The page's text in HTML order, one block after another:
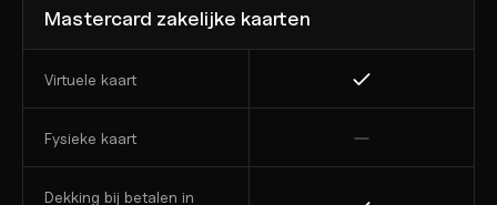
Mastercard zakelijke kaarten
Virtuele kaart
Fysieke kaart
Dekking bij betalen in